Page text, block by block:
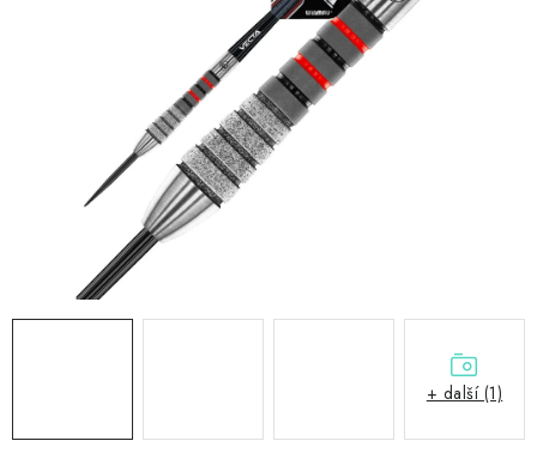
PŘÍSLUŠENSTVÍ
+ další (1)